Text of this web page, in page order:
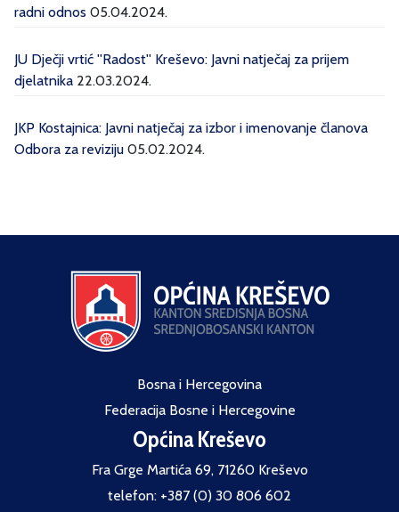
radni odnos 05.04.2024.
JU Dječji vrtić ''Radost'' Kreševo: Javni natječaj za prijem
djelatnika 22.03.2024.
JKP Kostajnica: Javni natječaj za izbor i imenovanje članova
Odbora za reviziju 05.02.2024.
Bosna i Hercegovina
Federacija Bosne i Hercegovine
Općina Kreševo
Fra Grge Martića 69, 71260 Kreševo
telefon: +387 (0) 30 806 602